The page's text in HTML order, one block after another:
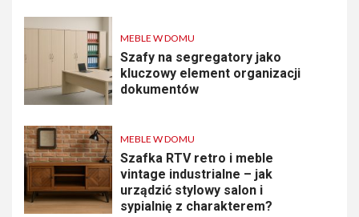
MEBLE W DOMU
Szafy na segregatory jako
kluczowy element organizacji
dokumentów
MEBLE W DOMU
Szafka RTV retro i meble
vintage industrialne – jak
urządzić stylowy salon i
sypialnię z charakterem?